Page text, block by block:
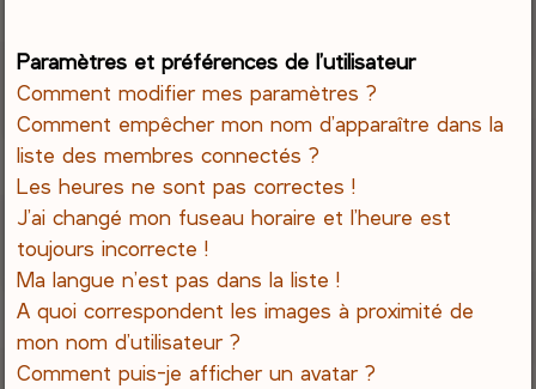
Paramètres et préférences de l’utilisateur
Comment modifier mes paramètres ?
Comment empêcher mon nom d’apparaître dans la
liste des membres connectés ?
Les heures ne sont pas correctes !
J’ai changé mon fuseau horaire et l’heure est
toujours incorrecte !
Ma langue n’est pas dans la liste !
A quoi correspondent les images à proximité de
mon nom d’utilisateur ?
Comment puis-je afficher un avatar ?